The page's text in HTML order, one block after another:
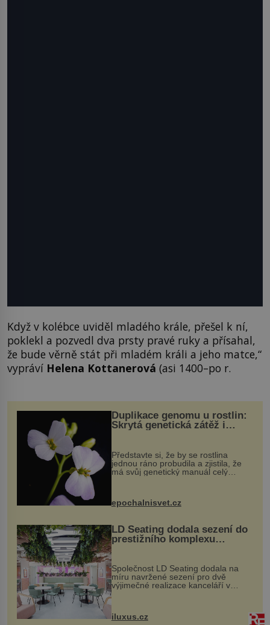
Když v kolébce uviděl mladého krále, přešel k ní,
poklekl a pozvedl dva prsty pravé ruky a přísahal,
že bude věrně stát při mladém králi a jeho matce,“
vypráví Helena Kottanerová (asi 1400–po r.
Duplikace genomu u rostlin:
Skrytá genetická zátěž i
Představte si, že by se rostlina
jednou ráno probudila a zjistila, že
má svůj genetický manuál celý
vstupenka...
epochalnisvet.cz
LD Seating dodala sezení do
prestižního komplexu
MediaCityUK v Salfordu
Společnost LD Seating dodala na
míru navržené sezení pro dvě
výjimečné realizace kanceláří v
areálu MediaCityUK v anglickém
budov Media...
iluxus.cz